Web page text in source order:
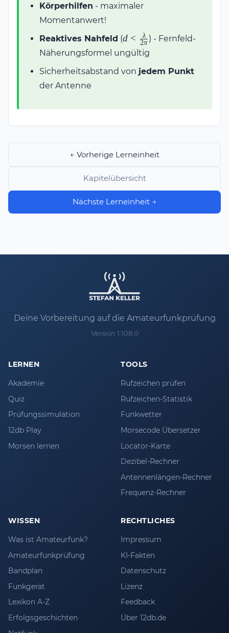
Körperhilfen - maximaler
Momentanwert!
Reaktives Nahfeld (d <
\frac{\lambda}
d < 2π
λ ) - Fernfeld-
Näherungsformel ungültig
Sicherheitsabstand von jedem Punkt
der Antenne
← Vorherige Lerneinheit
Kapitelübersicht
Nächste Lerneinheit →
Deine Vorbereitung auf die Amateurfunkprüfung
Version 1.108.0
LERNEN
Akademie
Quiz
Prüfungssimulation
12db Play
Morsen lernen
TOOLS
Rufzeichen prüfen
Rufzeichen-Statistik
Funkwetter
Morsecode Übersetzer
Locator-Karte
Dezibel-Rechner
Antennenlängen-Rechner
Frequenz-Rechner
WISSEN
Was ist Amateurfunk?
Amateurfunkprüfung
Bandplan
Funkgerät
Lexikon A-Z
Erfolgsgeschichten
RECHTLICHES
Impressum
KI-Fakten
Datenschutz
Lizenz
Feedback
Über 12db.de